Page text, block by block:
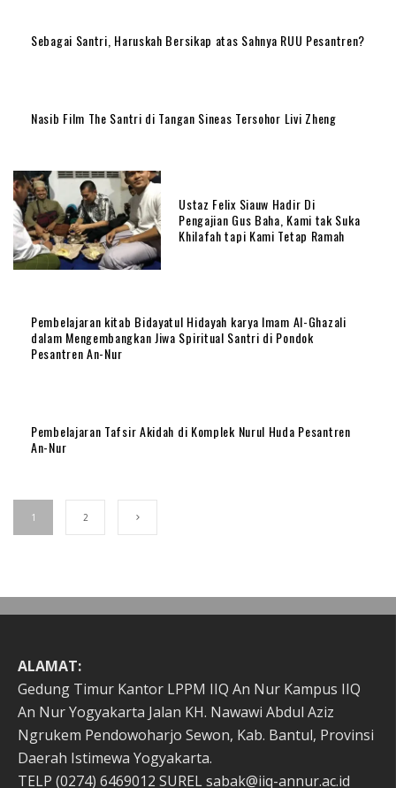
Sebagai Santri, Haruskah Bersikap atas Sahnya RUU Pesantren?
Nasib Film The Santri di Tangan Sineas Tersohor Livi Zheng
Ustaz Felix Siauw Hadir Di
Pengajian Gus Baha, Kami tak Suka
Khilafah tapi Kami Tetap Ramah
Pembelajaran kitab Bidayatul Hidayah karya Imam Al-Ghazali
dalam Mengembangkan Jiwa Spiritual Santri di Pondok
Pesantren An-Nur
Pembelajaran Tafsir Akidah di Komplek Nurul Huda Pesantren
An-Nur
1 2
ALAMAT:
Gedung Timur Kantor LPPM IIQ An Nur Kampus IIQ
An Nur Yogyakarta Jalan KH. Nawawi Abdul Aziz
Ngrukem Pendowoharjo Sewon, Kab. Bantul, Provinsi
Daerah Istimewa Yogyakarta.
TELP (0274) 6469012 SUREL sabak@iiq-annur.ac.id